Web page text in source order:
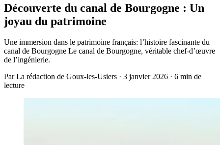
Découverte du canal de Bourgogne : Un
joyau du patrimoine
Une immersion dans le patrimoine français: l’histoire fascinante du
canal de Bourgogne Le canal de Bourgogne, véritable chef-d’œuvre
de l’ingénierie.
Par La rédaction de Goux-les-Usiers · 3 janvier 2026 · 6 min de
lecture